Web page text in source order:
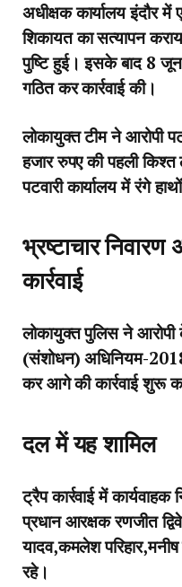
अधीक्षक कार्यालय इंदौर
शिकायत का सत्यापन
पुष्टि हुई। इसके बाद 8
गठित कर कार्रवाई की।
लोकायुक्त टीम ने आरोपी
हजार रुपए की पहली
पटवारी कार्यालय में रंगे
भ्रष्टाचार
कार्रवाई
लोकायुक्त पुलिस ने आरोपी
(संशोधन) अधिनियम-
कर आगे की कार्रवाई शुरू
दल में यह शामिल
ट्रैप कार्रवाई में कार्यवाहक
प्रधान आरक्षक रणजीत
यादव,कमलेश परिहार,मनीष
रहे।